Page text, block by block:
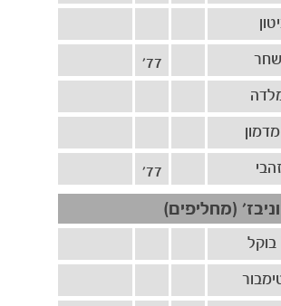
שחר
77'
77'
(מחליפים)
בוקל